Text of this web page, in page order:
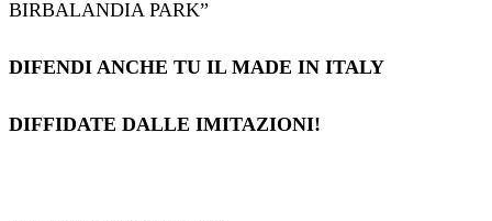
BIRBALANDIA PARK”
DIFENDI ANCHE TU IL MADE IN ITALY
DIFFIDATE DALLE IMITAZIONI!